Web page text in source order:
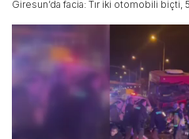
Giresun’da facia: Tır iki otomobili biçti,